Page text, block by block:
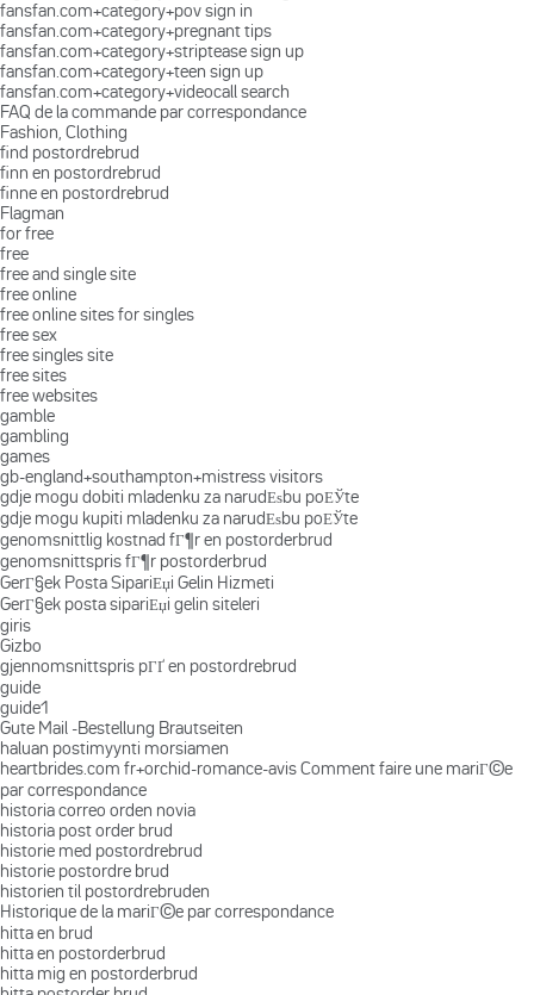
fansfan.com+category+pov sign in
fansfan.com+category+pregnant tips
fansfan.com+category+striptease sign up
fansfan.com+category+teen sign up
fansfan.com+category+videocall search
FAQ de la commande par correspondance
Fashion, Clothing
find postordrebrud
finn en postordrebrud
finne en postordrebrud
Flagman
for free
free
free and single site
free online
free online sites for singles
free sex
free singles site
free sites
free websites
gamble
gambling
games
gb-england+southampton+mistress visitors
gdje mogu dobiti mladenku za narudЕѕbu poЕЎte
gdje mogu kupiti mladenku za narudЕѕbu poЕЎte
genomsnittlig kostnad fГ¶r en postorderbrud
genomsnittspris fГ¶r postorderbrud
GerГ§ek Posta SipariЕџi Gelin Hizmeti
GerГ§ek posta sipariЕџi gelin siteleri
giris
Gizbo
gjennomsnittspris pГҐ en postordrebrud
guide
guide1
Gute Mail -Bestellung Brautseiten
haluan postimyynti morsiamen
heartbrides.com fr+orchid-romance-avis Comment faire une mariГ©e
par correspondance
historia correo orden novia
historia post order brud
historie med postordrebrud
historie postordre brud
historien til postordrebruden
Historique de la mariГ©e par correspondance
hitta en brud
hitta en postorderbrud
hitta mig en postorderbrud